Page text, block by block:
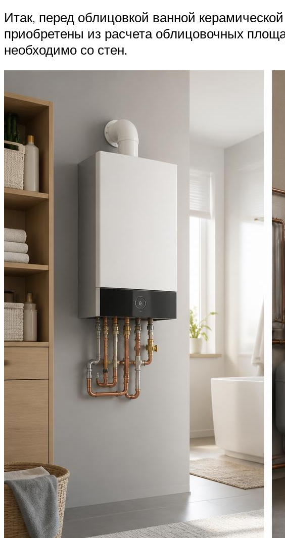
Итак, перед облицовкой ванной
приобретены из расчета облицовочных
необходимо со стен.